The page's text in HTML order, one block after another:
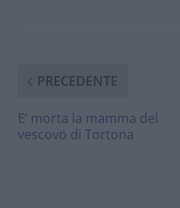
PRECEDENTE
E’ morta la mamma del
vescovo di Tortona